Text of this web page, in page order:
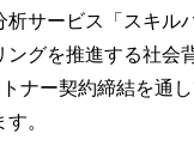
サービス「スキル
グを推進する社会
ナー契約締結を通
。